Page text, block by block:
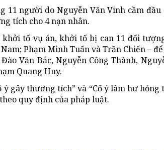
người do Nguyễn Văn Vinh cầm đầu
tích cho 4 nạn nhân.
tố vụ án, khởi tố bị can 11 đối
Phạm Minh Tuấn và Trần Chiến –
Văn Bắc, Nguyễn Công Thành,
Quang Huy.
gây thương tích” và “Cố ý làm hư hỏng
quy định của pháp luật.